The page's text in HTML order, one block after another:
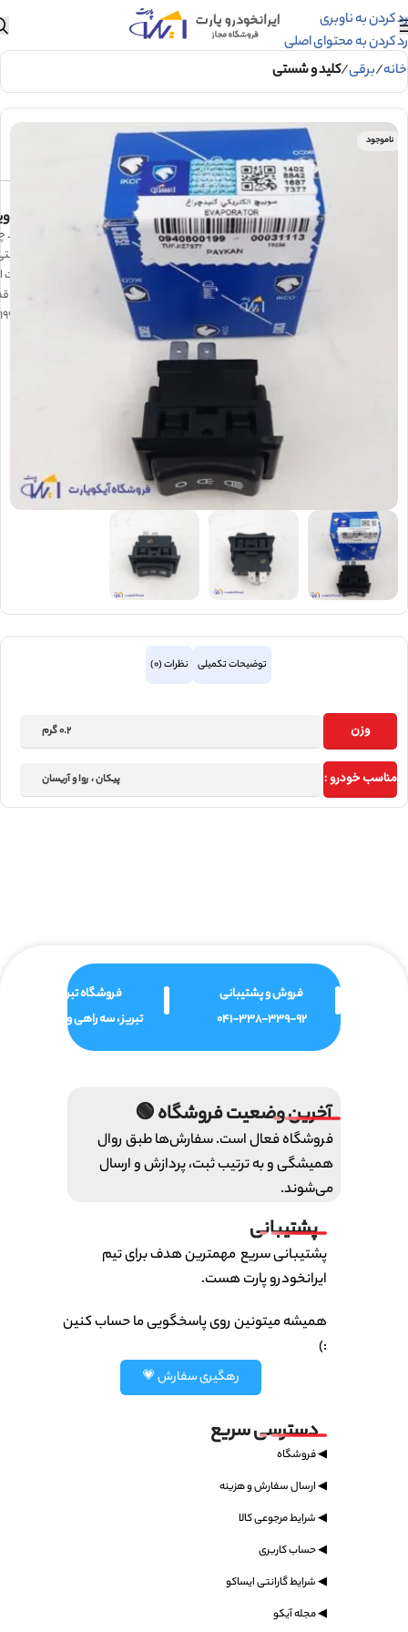
رد کردن به ناوبری
رد کردن به محتوای اصلی
خانه برقی کلید و شستی
ناموجود
پنل
توضیحات تکمیلی نظرات (0)
وزن 0.2 گرم
مناسب خودرو : پیکان ، روا و آریسان
فروش و پشتیبانی
041-338-339-92
فروشگاه تبریز
تبریز ، سه راهی ولیعصر
آخرین وضعیت فروشگاه 🟢
فروشگاه فعال است. سفارش‌ها طبق روال
همیشگی و به ترتیب ثبت، پردازش و ارسال
می‌شوند.
پشتیبانی
پشتیبانی سریع مهمترین هدف برای تیم
ایرانخودرو پارت هست.
همیشه میتونین روی پاسخگویی ما حساب کنین
:)
رهگیری سفارش 💗
دسترسی سریع
◀ فروشگاه
◀ ارسال سفارش و هزینه
◀ شرایط مرجوعی کالا
◀ حساب کاربری
◀ شرایط گارانتی ایساکو
◀ مجله آیکو